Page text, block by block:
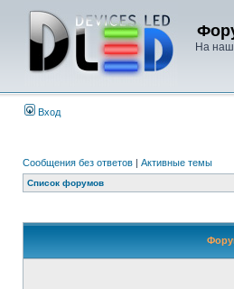
На
Вход
Сообщения без ответов | Активные темы
Список форумов